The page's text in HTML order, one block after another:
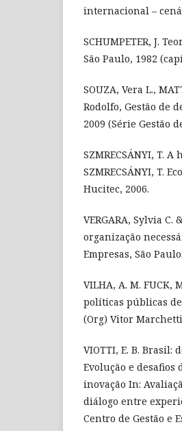
internacional –
SCHUMPETER, J.
São Paulo, 1982
SOUZA, Vera L.,
Rodolfo, Gestão de
2009 (Série Gestão
SZMRECSÁNYI, T.
SZMRECSÁNYI, T.
Hucitec, 2006.
VERGARA, Sylvia C.
organização
Empresas, São
VILHA, A. M. FUCK,
políticas públicas
(Org) Vitor
VIOTTI, E. B. Brasil:
Evolução e
inovação In:
diálogo entre
Centro de Gestão e